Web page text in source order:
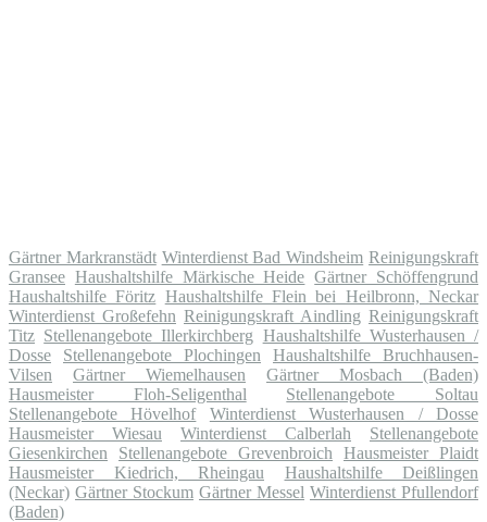
Gärtner Markranstädt Winterdienst Bad Windsheim Reinigungskraft
Gransee Haushaltshilfe Märkische Heide Gärtner Schöffengrund
Haushaltshilfe Föritz Haushaltshilfe Flein bei Heilbronn, Neckar
Winterdienst Großefehn Reinigungskraft Aindling Reinigungskraft
Titz Stellenangebote Illerkirchberg Haushaltshilfe Wusterhausen /
Dosse
Stellenangebote Plochingen
Haushaltshilfe Bruchhausen-
Vilsen
Gärtner Wiemelhausen
Gärtner Mosbach (Baden)
Hausmeister Floh-Seligenthal
Stellenangebote Soltau
Stellenangebote Hövelhof
Winterdienst Wusterhausen / Dosse
Hausmeister Wiesau
Winterdienst Calberlah
Stellenangebote
Giesenkirchen
Stellenangebote Grevenbroich
Hausmeister Plaidt
Hausmeister Kiedrich, Rheingau
Haushaltshilfe Deißlingen
(Neckar) Gärtner Stockum Gärtner Messel Winterdienst Pfullendorf
(Baden)